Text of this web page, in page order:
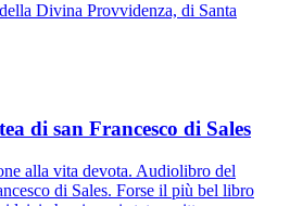
Divina Provvidenza, di Santa
di san Francesco di Sales
alla vita devota. Audiolibro del
di Sales. Forse il più bel libro